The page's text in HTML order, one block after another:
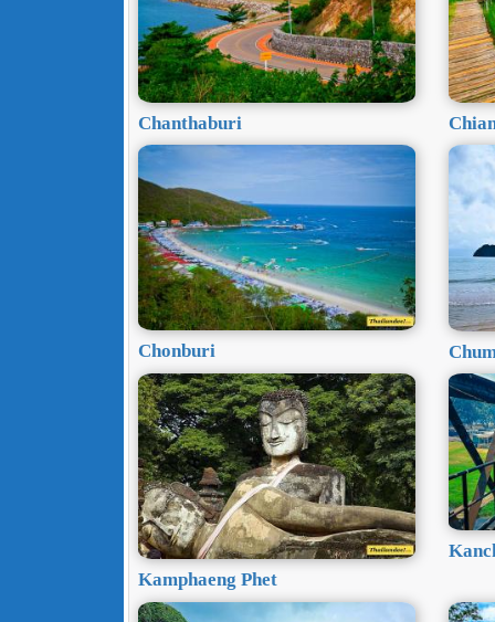
Chanthaburi
Chonburi
Kamphaeng Phet